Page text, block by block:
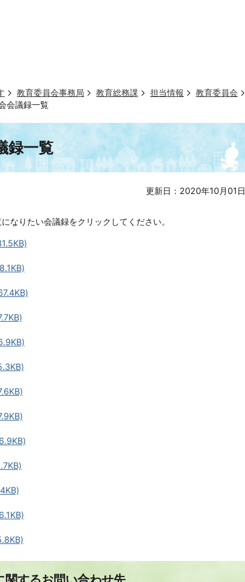
教育委員会事務局 教育総務課 担当情報 教育委員会
会議録一覧
録一覧
更新日：2020年10月01日
なりたい会議録をクリックしてください。